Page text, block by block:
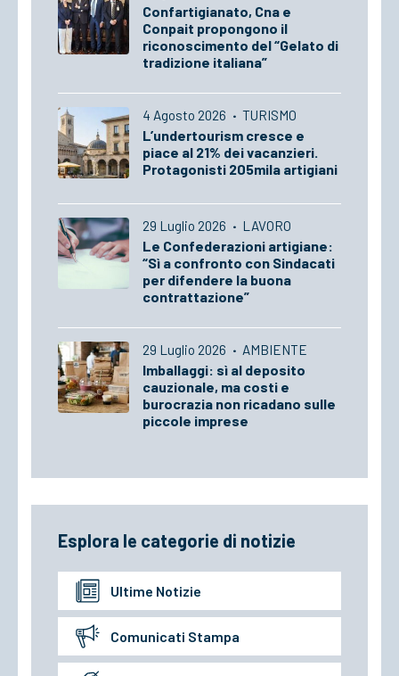
Confartigianato, Cna e
Conpait propongono il
riconoscimento del “Gelato di
tradizione italiana”
4 Agosto 2026 · TURISMO
L’undertourism cresce e
piace al 21% dei vacanzieri.
Protagonisti 205mila artigiani
29 Luglio 2026 · LAVORO
Le Confederazioni artigiane:
“Sì a confronto con Sindacati
per difendere la buona
contrattazione”
29 Luglio 2026 · AMBIENTE
Imballaggi: sì al deposito
cauzionale, ma costi e
burocrazia non ricadano sulle
piccole imprese
Esplora le categorie di notizie
Ultime Notizie
Comunicati Stampa